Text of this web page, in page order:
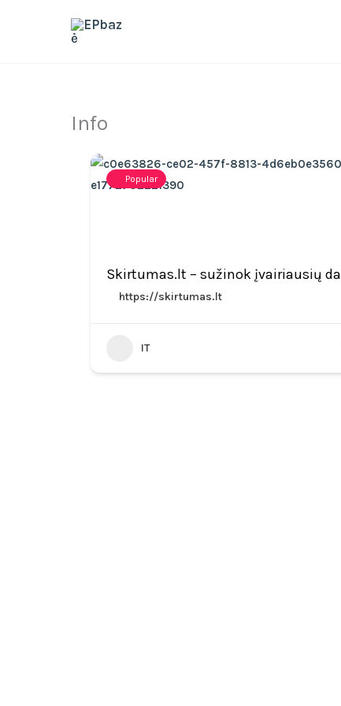
Info
Popular
https://skirtumas.lt
IT